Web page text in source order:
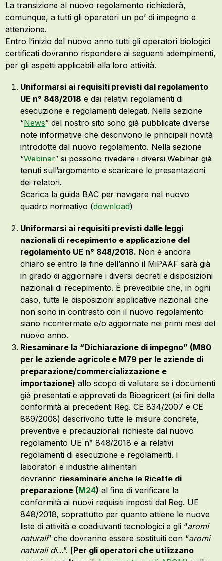
La transizione al nuovo regolamento richiederà,
comunque, a tutti gli operatori un po’ di impegno e
attenzione.
Entro l’inizio del nuovo anno tutti gli operatori biologici
certificati dovranno rispondere ai seguenti adempimenti,
per gli aspetti applicabili alla loro attività.
Uniformarsi ai requisiti previsti dal regolamento
UE n° 848/2018 e dai relativi regolamenti di
esecuzione e regolamenti delegati. Nella sezione
“News” del nostro sito sono già pubblicate diverse
note informative che descrivono le principali novità
introdotte dal nuovo regolamento. Nella sezione
“Webinar” si possono rivedere i diversi Webinar già
tenuti sull’argomento e scaricare le presentazioni
dei relatori.
Scarica la guida BAC per navigare nel nuovo
quadro normativo (download)
Uniformarsi ai requisiti previsti dalle leggi
nazionali di recepimento e applicazione del
regolamento UE n° 848/2018. Non è ancora
chiaro se entro la fine dell’anno il MiPAAF sarà già
in grado di aggiornare i diversi decreti e disposizioni
nazionali di recepimento. È prevedibile che, in ogni
caso, tutte le disposizioni applicative nazionali che
non sono in contrasto con il nuovo regolamento
siano riconfermate e/o aggiornate nei primi mesi del
nuovo anno.
Riesaminare la “Dichiarazione di impegno” (M80
per le aziende agricole e M79 per le aziende di
preparazione/commercializzazione e
importazione) allo scopo di valutare se i documenti
già presentati e approvati da Bioagricert (ai fini della
conformità ai precedenti Reg. CE 834/2007 e CE
889/2008) descrivono tutte le misure concrete,
preventive e precauzionali richieste dal nuovo
regolamento UE n° 848/2018 e ai relativi
regolamenti di esecuzione e regolamenti. I
laboratori e industrie alimentari
dovranno riesaminare anche le Ricette di
preparazione (M24) al fine di verificare la
conformità ai nuovi requisiti imposti dal Reg. UE
848/2018, soprattutto per quanto attiene le nuove
liste di attività e coadiuvanti tecnologici e gli “aromi
naturali” che dovranno essere sostituiti con “aromi
naturali di…”. [Per gli operatori che utilizzano